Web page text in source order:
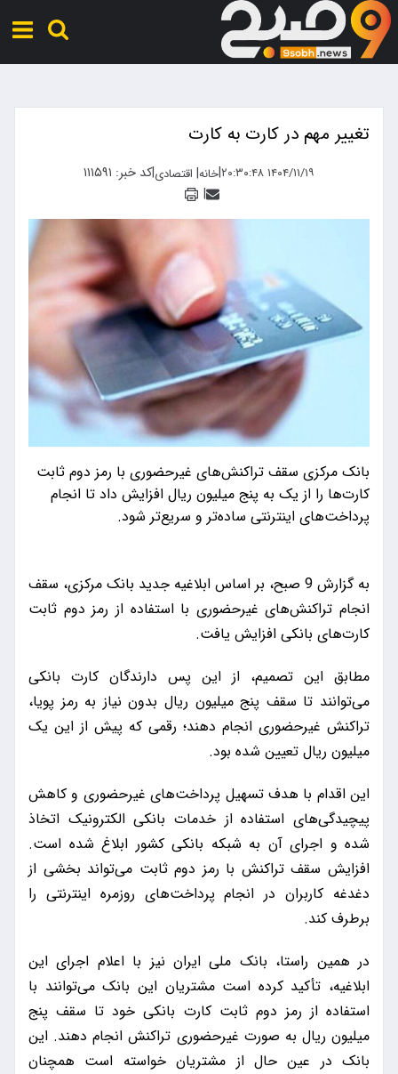
تغییر مهم در کارت به کارت
۱۴۰۴/۱۱/۱۹ ۲۰:۳۰:۴۸ |خانه| اقتصادی|کد خبر: ۱۱۱۵۹۱
|
بانک مرکزی سقف تراکنش‌های غیرحضوری با رمز دوم ثابت
کارت‌ها را از یک به پنج میلیون ریال افزایش داد تا انجام
پرداخت‌های اینترنتی ساده‌تر و سریع‌تر شود.
به گزارش 9 صبح، بر اساس ابلاغیه جدید بانک مرکزی، سقف
انجام تراکنش‌های غیرحضوری با استفاده از رمز دوم ثابت
کارت‌های بانکی افزایش یافت.
مطابق این تصمیم، از این پس دارندگان کارت بانکی
می‌توانند تا سقف پنج میلیون ریال بدون نیاز به رمز پویا،
تراکنش غیرحضوری انجام دهند؛ رقمی که پیش از این یک
میلیون ریال تعیین شده بود.
این اقدام با هدف تسهیل پرداخت‌های غیرحضوری و کاهش
پیچیدگی‌های استفاده از خدمات بانکی الکترونیک اتخاذ
شده و اجرای آن به شبکه بانکی کشور ابلاغ شده است.
افزایش سقف تراکنش با رمز دوم ثابت می‌تواند بخشی از
دغدغه کاربران در انجام پرداخت‌های روزمره اینترنتی را
برطرف کند.
در همین راستا، بانک ملی ایران نیز با اعلام اجرای این
ابلاغیه، تأکید کرده است مشتریان این بانک می‌توانند با
استفاده از رمز دوم ثابت کارت بانکی خود تا سقف پنج
میلیون ریال به صورت غیرحضوری تراکنش انجام دهند. این
بانک در عین حال از مشتریان خواسته است همچنان